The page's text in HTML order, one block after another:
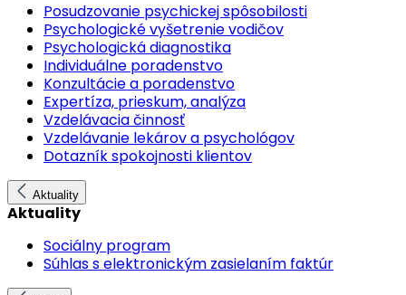
Posudzovanie psychickej spôsobilosti
Psychologické vyšetrenie vodičov
Psychologická diagnostika
Individuálne poradenstvo
Konzultácie a poradenstvo
Expertíza, prieskum, analýza
Vzdelávacia činnosť
Vzdelávanie lekárov a psychológov
Dotazník spokojnosti klientov
Aktuality
Aktuality
Sociálny program
Súhlas s elektronickým zasielaním faktúr